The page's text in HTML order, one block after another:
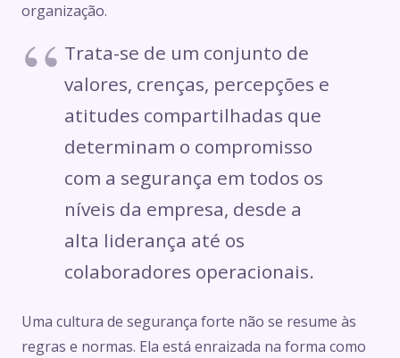
organização.
Trata-se de um conjunto de
valores, crenças, percepções e
atitudes compartilhadas que
determinam o compromisso
com a segurança em todos os
níveis da empresa, desde a
alta liderança até os
colaboradores operacionais.
Uma cultura de segurança forte não se resume às
regras e normas. Ela está enraizada na forma como